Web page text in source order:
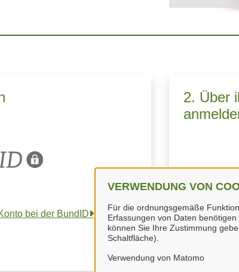
VERWENDUNG VON
Für die ordnungsgemäße
Erfassungen von Daten
können Sie Ihre Zustimmung
Schaltfläche).
Verwendung von Matomo
bei der BundID
2. Über